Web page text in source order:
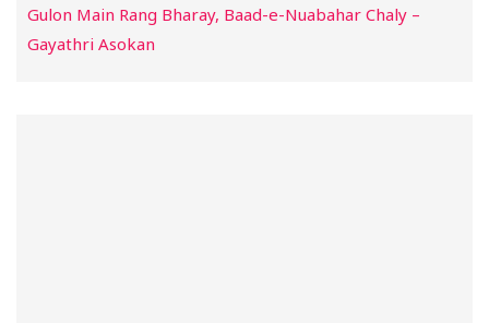
Gulon Main Rang Bharay, Baad-e-Nuabahar Chaly –
Gayathri Asokan